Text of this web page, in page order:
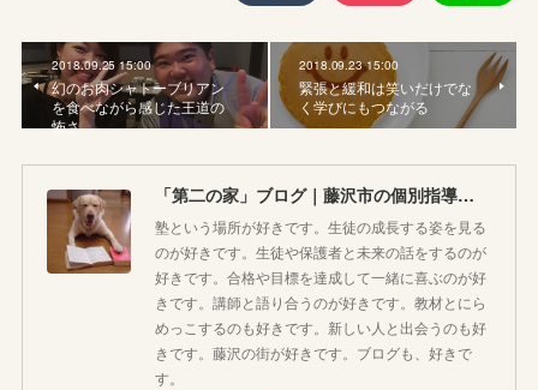
2018.09.25 15:00
幻のお肉シャトーブリアン
を食べながら感じた王道の
怖さ
2018.09.23 15:00
緊張と緩和は笑いだけでな
く学びにもつながる
「第二の家」ブログ｜藤沢市の個別指導塾のお話
塾という場所が好きです。生徒の成長する姿を見る
のが好きです。生徒や保護者と未来の話をするのが
好きです。合格や目標を達成して一緒に喜ぶのが好
きです。講師と語り合うのが好きです。教材とにら
めっこするのも好きです。新しい人と出会うのも好
きです。藤沢の街が好きです。ブログも、好きで
す。